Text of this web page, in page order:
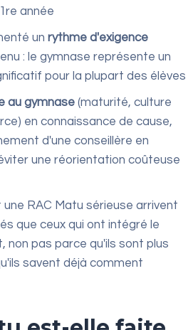
année
un rythme d'exigence
: le gymnase représente un
pour la plupart des élèves
au gymnase (maturité, culture
en connaissance de cause,
d'une conseillère en
une réorientation coûteuse
RAC Matu sérieuse arrivent
que ceux qui ont intégré le
non pas parce qu'ils sont plus
savent déjà comment